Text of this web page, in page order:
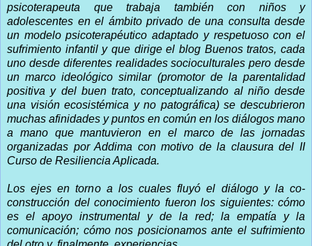
psicoterapeuta que trabaja también con niños y
adolescentes en el ámbito privado de una consulta desde
un modelo psicoterapéutico adaptado y respetuoso con el
sufrimiento infantil y que dirige el blog Buenos tratos, cada
uno desde diferentes realidades socioculturales pero desde
un marco ideológico similar (promotor de la parentalidad
positiva y del buen trato, conceptualizando al niño desde
una visión ecosistémica y no patográfica) se descubrieron
muchas afinidades y puntos en común en los diálogos mano
a mano que mantuvieron en el marco de las jornadas
organizadas por Addima con motivo de la clausura del II
Curso de Resiliencia Aplicada.
Los ejes en torno a los cuales fluyó el diálogo y la co-
construcción del conocimiento fueron los siguientes: cómo
es el apoyo instrumental y de la red; la empatía y la
comunicación; cómo nos posicionamos ante el sufrimiento